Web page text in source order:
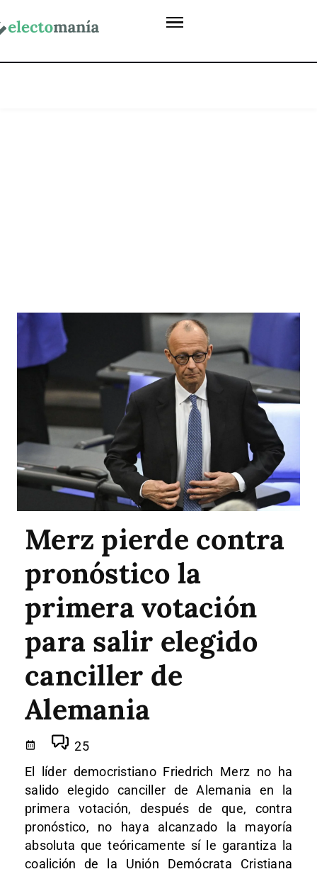
Merz pierde contra
pronóstico la
primera votación
para salir elegido
canciller de
Alemania
25
El líder democristiano Friedrich Merz no ha
salido elegido canciller de Alemania en la
primera votación, después de que, contra
pronóstico, no haya alcanzado la mayoría
absoluta que teóricamente sí le garantiza la
coalición de la Unión Demócrata Cristiana